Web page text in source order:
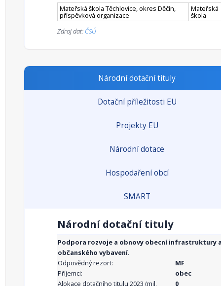
Mateřská škola Těchlovice, okres Děčín,
příspěvková organizace
Mateřská
škola
Zdroj dat: ČSÚ
Národní dotační tituly
Dotační příležitosti EU
Projekty EU
Národní dotace
Hospodaření obcí
SMART
Národní dotační tituly
Podpora rozvoje a obnovy obecní infrastruktury
občanského vybavení.
Odpovědný rezort:
MF
Příjemci:
obec
Alokace dotačního titulu 2023 (mil.
0